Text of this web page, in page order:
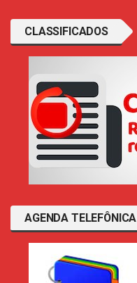
CLASSIFICADOS
AGENDA TELEFÔNICA